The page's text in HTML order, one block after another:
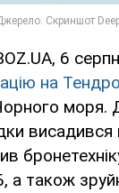
6
на
Чорного моря.
висадився
а також